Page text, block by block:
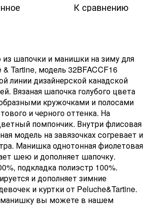
К сравнению
шапочки и манишки на зиму для
Tartine, модель 32BFACCF16
линии дизайнерской канадской
Вязаная шапочка голубого цвета
кружочками и полосами
и черного оттенка. На
помпончик. Внутри флисовая
модель на завязочках согревает и
Манишка однотонная фиолетовая
шею и дополняет шапочку.
подкладка полиэстр 100%.
и дополняет зимние
и куртки от Peluche&Tartine.
манишку вы можете в нашем